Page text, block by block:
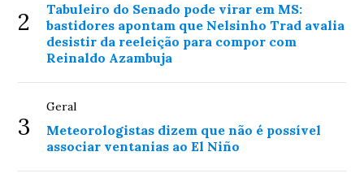
2
Tabuleiro do Senado pode virar em MS:
bastidores apontam que Nelsinho Trad avalia
desistir da reeleição para compor com
Reinaldo Azambuja
3
Geral
Meteorologistas dizem que não é possível
associar ventanias ao El Niño